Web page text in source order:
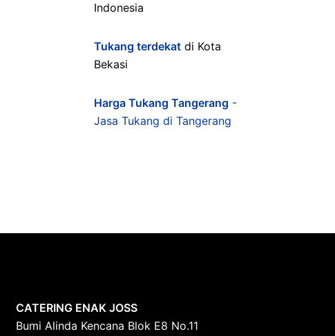
Indonesia
Tukang terdekatdi Kota
Bekasi
Harga Tukang Tangerang -
Jasa Tukang di Tangerang
CATERING ENAK JOSS
Bumi Alinda Kencana Blok E8 No.11